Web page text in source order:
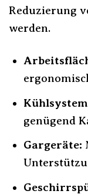
Reduzierung
werden.
genügend
Gargeräte: